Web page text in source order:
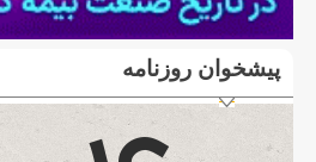
پیشخوان روزنامه